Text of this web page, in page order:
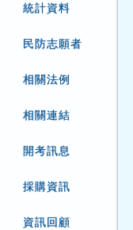
統計資料
民防志願者
相關法例
相關連結
開考訊息
採購資訊
資訊回顧